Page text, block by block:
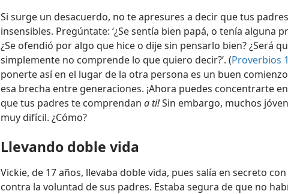
Si surge un desacuerdo, no te apresures a decir que tus
insensibles. Pregúntate: ‘¿Se sentía bien papá, o tenía alguna
¿Se ofendió por algo que hice o dije sin pensarlo bien? ¿Será
simplemente no comprende lo que quiero decir?’. (Proverbios
ponerte así en el lugar de la otra persona es un buen
esa brecha entre generaciones. ¡Ahora puedes concentrarte
que tus padres te comprendan a ti!Sin embargo, muchos
muy difícil. ¿Cómo?
Llevando doble vida
Vickie, de 17 años, llevaba doble vida, pues salía en secreto
contra la voluntad de sus padres. Estaba segura de que no